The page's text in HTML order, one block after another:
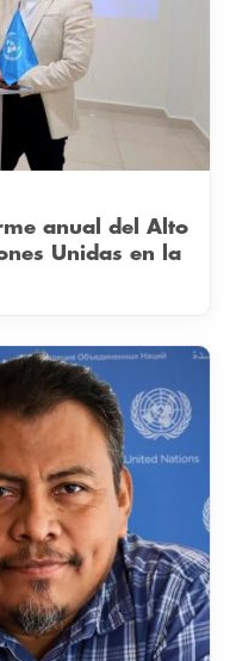
anual del Alto
Unidas en la